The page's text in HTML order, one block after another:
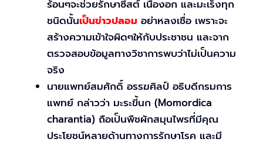
ร้อนๆจะช่วยรักษาซีสต์ เนื้องอก และมะเร็งทุก
ชนิดนั้นเป็นข่าวปลอม อย่าหลงเชื่อ เพราะจะ
สร้างความเข้าใจผิดๆให้กับประชาชน และจาก
ตรวจสอบข้อมูลทางวิชาการพบว่าไม่เป็นความ
จริง
นายแพทย์สมศักดิ์ อรรฆศิลป์ อธิบดีกรมการ
แพทย์ กล่าวว่า มะระขี้นก (Momordica
charantia) ถือเป็นพืชผักสมุนไพรที่มีคุณ
ประโยชน์หลายด้านทางการรักษาโรค และมี